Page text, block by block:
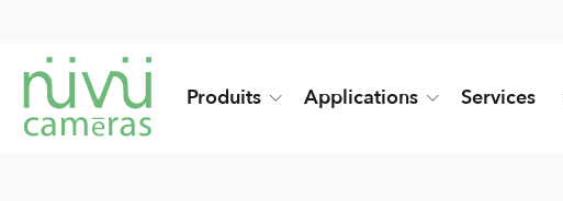
Produits Applications Services